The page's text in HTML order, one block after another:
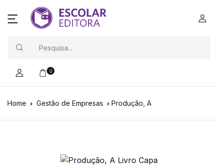
0
Home Gestão de Empresas Produção, A